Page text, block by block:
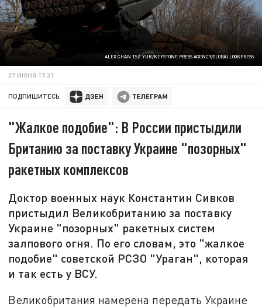
ALEX CHAN TSZ YUK/KEYSTONE PRESS AGENCY/GLOBALLOOKPRESS
07 ИЮНЯ 17:31
ПОДПИШИТЕСЬ:
"Жалкое подобие": В России пристыдили
Британию за поставку Украине "позорных"
ракетных комплексов
Доктор военных наук Константин Сивков
пристыдил Великобританию за поставку
Украине "позорных" ракетных систем
залпового огня. По его словам, это "жалкое
подобие" советской РСЗО "Ураган", которая
и так есть у ВСУ.
Великобритания намерена передать Украине